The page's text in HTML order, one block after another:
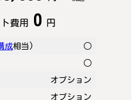
費用 0 円
成相当) ○
○
オプション
オプション